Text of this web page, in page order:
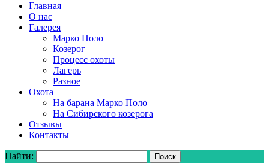
Главная
О нас
Галерея
Марко Поло
Козерог
Процесс охоты
Лагерь
Разное
Охота
На барана Марко Поло
На Сибирского козерога
Отзывы
Контакты
Найти: